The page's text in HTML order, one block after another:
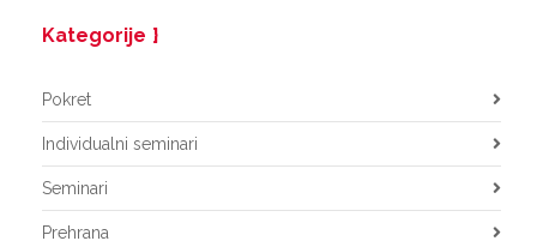
Kategorije
Pokret
Individualni seminari
Seminari
Prehrana